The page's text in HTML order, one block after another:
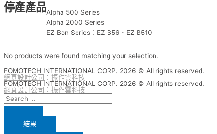
停產產品Alpha 500 Series
Alpha 2000 Series
EZ Bon Series：EZ B56、EZ B510
No products were found matching your selection.
FOMOTECH INTERNATIONAL CORP. 2026 © All rights reserved.
網頁設計公司 ：振作雲科技
FOMOTECH INTERNATIONAL CORP. 2026 © All rights reserved.
網頁設計公司 ：振作雲科技
結果